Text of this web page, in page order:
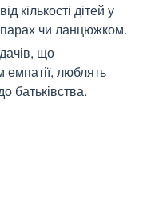
кількості дітей у
парах чи ланцюжком.
що
емпатії, люблять
батьківства.